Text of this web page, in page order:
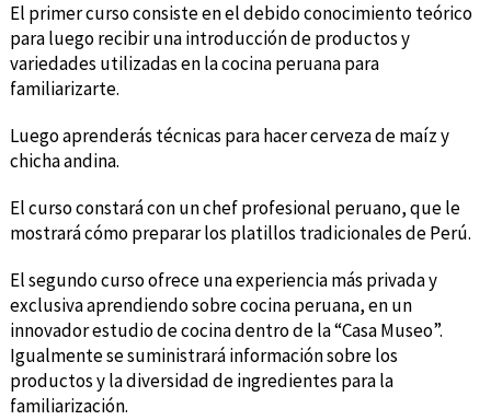
El primer curso consiste en el debido conocimiento teórico
para luego recibir una introducción de productos y
variedades utilizadas en la cocina peruana para
familiarizarte.
Luego aprenderás técnicas para hacer cerveza de maíz y
chicha andina.
El curso constará con un chef profesional peruano, que le
mostrará cómo preparar los platillos tradicionales de Perú.
El segundo curso ofrece una experiencia más privada y
exclusiva aprendiendo sobre cocina peruana, en un
innovador estudio de cocina dentro de la “Casa Museo”.
Igualmente se suministrará información sobre los
productos y la diversidad de ingredientes para la
familiarización.